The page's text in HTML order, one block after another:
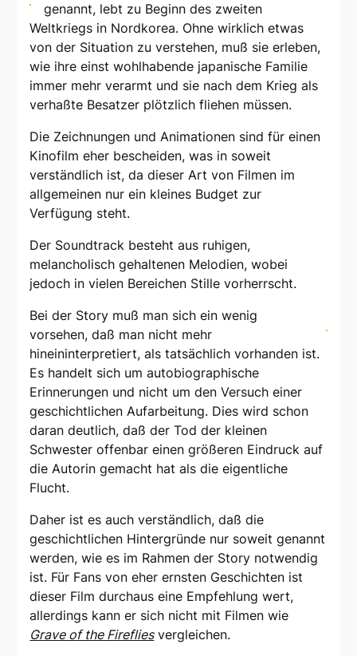
genannt, lebt zu Beginn des zweiten
Weltkriegs in Nordkorea. Ohne wirklich etwas
von der Situation zu verstehen, muß sie erleben,
wie ihre einst wohlhabende japanische Familie
immer mehr verarmt und sie nach dem Krieg als
verhaßte Besatzer plötzlich fliehen müssen.
Die Zeichnungen und Animationen sind für einen
Kinofilm eher bescheiden, was in soweit
verständlich ist, da dieser Art von Filmen im
allgemeinen nur ein kleines Budget zur
Verfügung steht.
Der Soundtrack besteht aus ruhigen,
melancholisch gehaltenen Melodien, wobei
jedoch in vielen Bereichen Stille vorherrscht.
Bei der Story muß man sich ein wenig
vorsehen, daß man nicht mehr
hineininterpretiert, als tatsächlich vorhanden ist.
Es handelt sich um autobiographische
Erinnerungen und nicht um den Versuch einer
geschichtlichen Aufarbeitung. Dies wird schon
daran deutlich, daß der Tod der kleinen
Schwester offenbar einen größeren Eindruck auf
die Autorin gemacht hat als die eigentliche
Flucht.
Daher ist es auch verständlich, daß die
geschichtlichen Hintergründe nur soweit genannt
werden, wie es im Rahmen der Story notwendig
ist. Für Fans von eher ernsten Geschichten ist
dieser Film durchaus eine Empfehlung wert,
allerdings kann er sich nicht mit Filmen wie
Grave of the Firefliesvergleichen.